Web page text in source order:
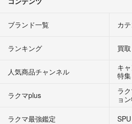
ブランド一覧 カ
ランキング 買
人気商品チャンネル
キ
特集
ラクマplus
ラ
ョ
ラクマ最強鑑定
SPU